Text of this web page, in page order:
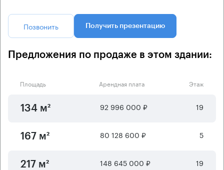
Позвонить Получить презентацию
Предложения по продаже в этом здании:
Площадь Арендная плата Этаж
134 м² 92 996 000 ₽ 19
167 м² 80 128 600 ₽ 5
217 м² 148 645 000 ₽ 19